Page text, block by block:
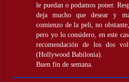
le puedan o podamos poner.
deja mucho que desear y
comienzo de la peli, no
pero yo lo considero, en este
recomendación de los dos
(Hollywood Babilonia).
Buen fin de semana.